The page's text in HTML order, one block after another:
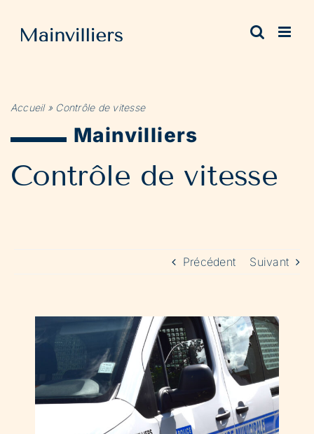
contenu
Accueil» Contrôle de vitesse
Mainvilliers
Contrôle de vitesse
Précédent Suivant